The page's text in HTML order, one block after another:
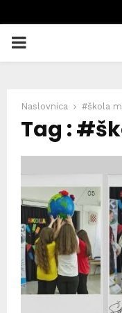
PRIMARY
Naslovnica #škola
Tag :